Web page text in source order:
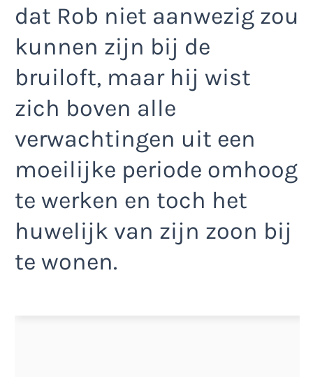
dat Rob niet aanwezig zou
kunnen zijn bij de
bruiloft, maar hij wist
zich boven alle
verwachtingen uit een
moeilijke periode omhoog
te werken en toch het
huwelijk van zijn zoon bij
te wonen.